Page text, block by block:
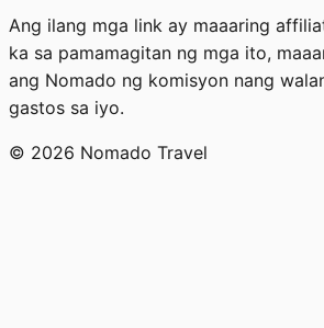
Ang ilang mga link ay maaaring
ka sa pamamagitan ng mga ito,
ang Nomado ng komisyon nang
gastos sa iyo.
© 2026 Nomado Travel